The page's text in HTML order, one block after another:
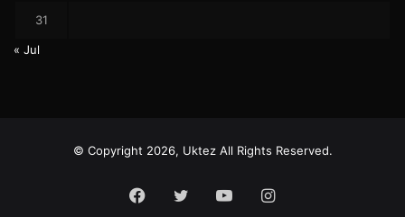
31
« Jul
© Copyright 2026, Uktez All Rights Reserved.
Facebook
Twitter YouTubeInstagram